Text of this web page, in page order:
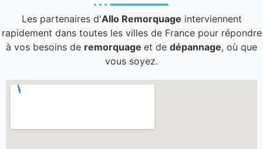
Les partenaires d'Allo Remorquage interviennent
rapidement dans toutes les villes de France pour répondre
à vos besoins de remorquage et de dépannage, où que
vous soyez.